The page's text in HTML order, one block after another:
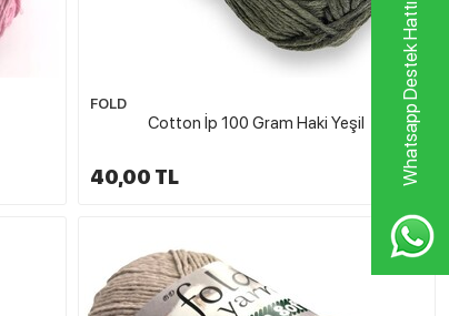
Whatsapp Destek Hattı
FOLD
Cotton İp 100 Gram Haki Yeşil
40,00 TL